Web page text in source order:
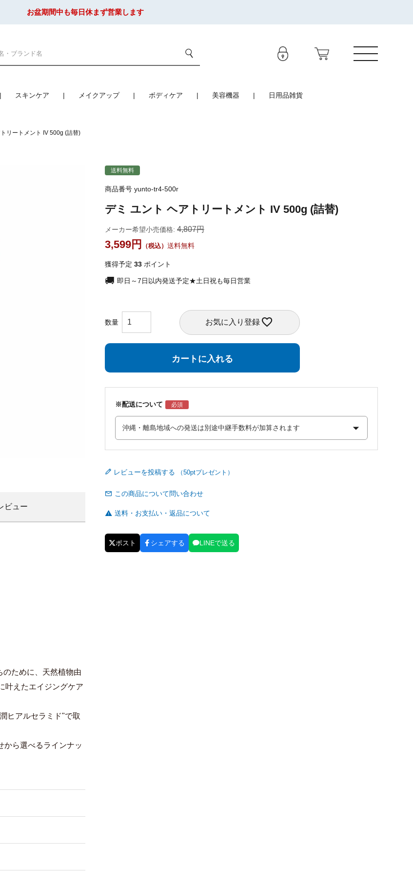
お盆期間中も毎日休まず営業します
スキンケア メイクアップ ボディケア 美容機器 日用品雑貨
リートメント IV 500g (詰替)
ビュー
ために、天然植物由
叶えたエイジングケア
ヒアルセラミド"で取
から選べるラインナッ
送料無料
商品番号 yunto-tr4-500r
デミ ユント ヘアトリートメント IV 500g (詰替)
メーカー希望小売価格: 4,807
3,599 送料無料
獲得予定 33 ポイント
即日～7日以内発送予定★土日祝も毎日営業
お気に入り登録
カートに入れる
※配送について
レビューを投稿する
この商品について問い合わせ
送料・お支払い・返品について
ポスト シェアする LINEで送る